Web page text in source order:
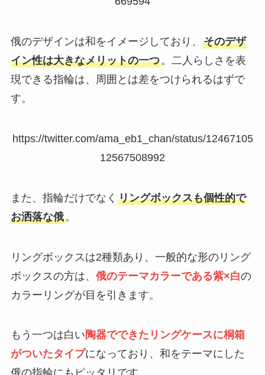
俄のデザインは和をイメージしており、 そのデザ
イン性は大きなメリットの一つ。二人らしさを表
現できる指輪は、周囲とは差をつけられるはずで
す。
https://twitter.com/ama_eb1_chan/status/12467105
12567508992
また、指輪だけでなく リングボックスも個性的で
お洒落な俄。
リングボックスは2種類あり、一般的な形のリング
ボックスの方は、 俄のテーマカラーである紫×白の
カラーリングが目を引きます。
もう一つは白い 陶器でできたリングケースに桐箱
がついたタイプになっており、和をテーマにした